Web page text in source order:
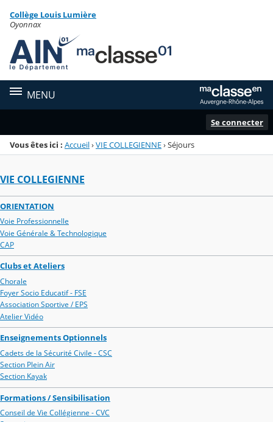
Menu de la rubrique
Contenu
Collège Louis Lumière
Oyonnax
MENU
Se connecter
Vous êtes ici : Accueil›VIE COLLEGIENNE›Séjours
VIE COLLEGIENNE
ORIENTATION
Voie Professionnelle
Voie Générale & Technologique
CAP
Clubs et Ateliers
Chorale
Foyer Socio Educatif - FSE
Association Sportive / EPS
Atelier Vidéo
Enseignements Optionnels
Cadets de la Sécurité Civile - CSC
Section Plein Air
Section Kayak
Formations / Sensibilisation
Conseil de Vie Collégienne - CVC